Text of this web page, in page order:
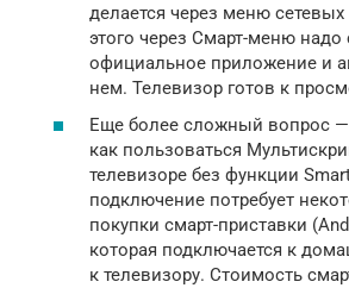
делается через меню
этого через Смарт-меню надо
официальное приложение и
нем. Телевизор готов к
Еще более сложный вопрос —
как пользоваться
телевизоре без функции
подключение потребует
покупки смарт-приставки
которая подключается к
к телевизору. Стоимость